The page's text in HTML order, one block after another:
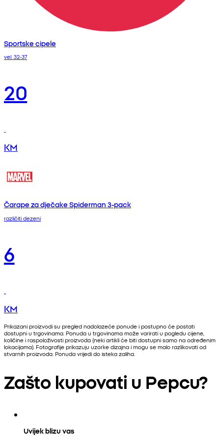
Sportske cipele
vel. 32-37
20
KM
Čarape za dječake Spiderman 3-pack
različiti dezeni
6
KM
Prikazani proizvodi su pregled nadolazeće ponude i postupno će postati
dostupni u trgovinama. Ponuda u trgovinama može varirati u pogledu cijene,
količine i raspoloživosti proizvoda (neki artikli će biti dostupni samo na određenim
lokacijama). Fotografije prikazuju uzorke dizajna i mogu se malo razlikovati od
stvarnih proizvoda. Ponuda vrijedi do isteka zaliha.
Zašto kupovati u Pepcu?
Uvijek blizu vas